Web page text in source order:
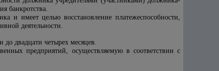
банкротства.
и имеет целью восстановление платежеспособности,
деятельности.
до двадцати четырех месяцев.
предприятий, осуществляемую в соответствии с